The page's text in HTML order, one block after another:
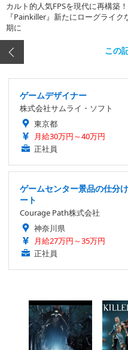
カルト的人気FPSを現代に再構築
『Painkiller』新たにローグライ
期に
この
ゲームデザイナー
株式会社サムライ・ソフト
東京都
月給30万円～40万円
正社員
ゲームセンター景品の仕分
ート
Courage Path株式会社
神奈川県
月給27万円～35万円
正社員